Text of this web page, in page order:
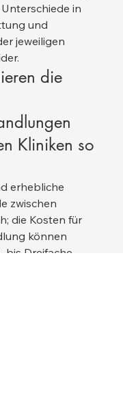
in
und
jeweiligen
die
Kliniken so
erhebliche
zwischen
die Kosten für
können
bis Dreifache